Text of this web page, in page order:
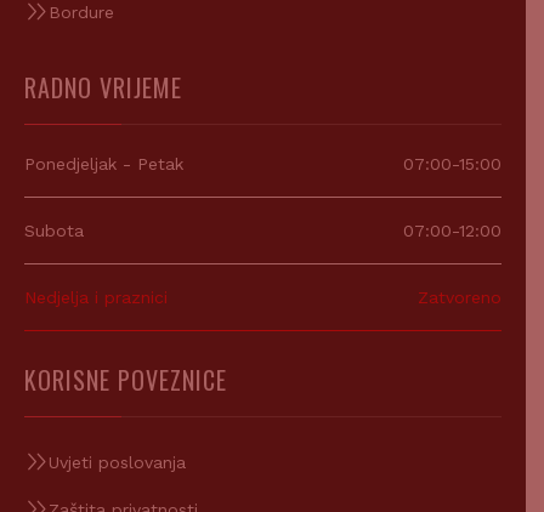
Bordure
RADNO VRIJEME
Ponedjeljak - Petak 07:00-15:00
Subota 07:00-12:00
Nedjelja i praznici Zatvoreno
KORISNE POVEZNICE
Uvjeti poslovanja